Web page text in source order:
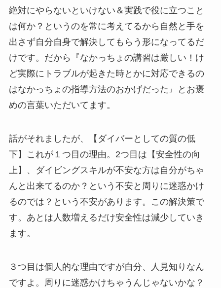
絶対にやらないといけない＆実践で役に立つこと
は何か？というのを常に考えてるから自然と手を
出さず自分自身で解決してもらう形になってるだ
けです。だから『なかっちょの講習は厳しい！け
ど実際にトラブルが起きた時とかに対応できるの
はなかっちょの指導方法のおかげだった』とお褒
めの言葉いただいてます。
話がそれましたが、【ダイバーとしての質の低
下】これが１つ目の理由。2つ目は【安全性の向
上】、ダイビングスキルが不安な方は自分がちゃ
んと出来てるのか？という不安と周りに迷惑かけ
るのでは？という不安があります。この解決策で
す。あとは人数増えるだけ安全性は減少していき
ます。
３つ目は個人的な理由ですが自分、人見知りなん
ですよ。周りに迷惑かけちゃうんじゃないかな？